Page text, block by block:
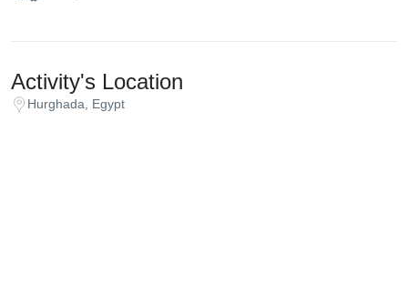
Activity's Location
Hurghada, Egypt